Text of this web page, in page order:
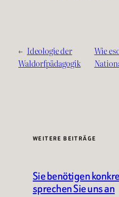
← Ideologie der
Waldorfpädagogik
Wie
WEITERE BEITRÄGE
Sie benötigen
sprechen Sie uns an